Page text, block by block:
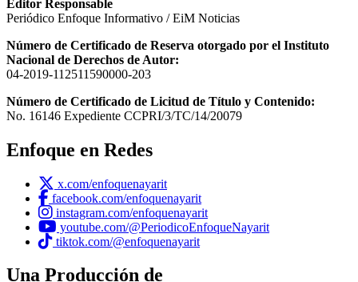
Editor Responsable
Periódico Enfoque Informativo / EiM Noticias
Número de Certificado de Reserva otorgado por el Instituto
Nacional de Derechos de Autor:
04-2019-112511590000-203
Número de Certificado de Licitud de Título y Contenido:
No. 16146 Expediente CCPRI/3/TC/14/20079
Enfoque en Redes
x.com/enfoquenayarit
facebook.com/enfoquenayarit
instagram.com/enfoquenayarit
youtube.com/@PeriodicoEnfoqueNayarit
tiktok.com/@enfoquenayarit
Una Producción de